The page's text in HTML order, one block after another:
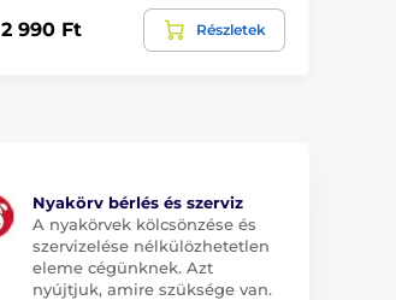
2 990 Ft Részletek
Nyakörv bérlés és szerviz
A nyakörvek kölcsönzése és
szervizelése nélkülözhetetlen
eleme cégünknek. Azt
nyújtjuk, amire szüksége van.